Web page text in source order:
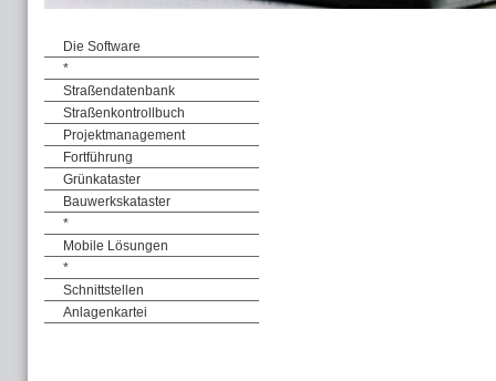
Die Software
*
Straßendatenbank
Straßenkontrollbuch
Projektmanagement
Fortführung
Grünkataster
Bauwerkskataster
*
Mobile Lösungen
*
Schnittstellen
Anlagenkartei